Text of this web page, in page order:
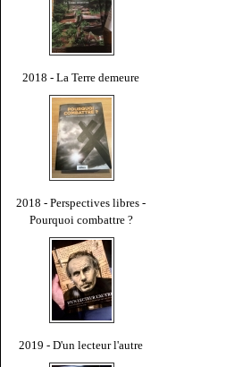
2018 - La Terre demeure
2018 - Perspectives libres -
Pourquoi combattre ?
2019 - D'un lecteur l'autre